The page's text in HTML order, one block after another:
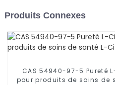
Produits Connexes
CAS 54940-97-5 Pureté
pour produits de soins de